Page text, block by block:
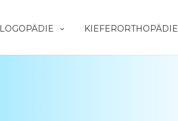
LOGOPÄDIE KIEFERORTHOPÄDIE